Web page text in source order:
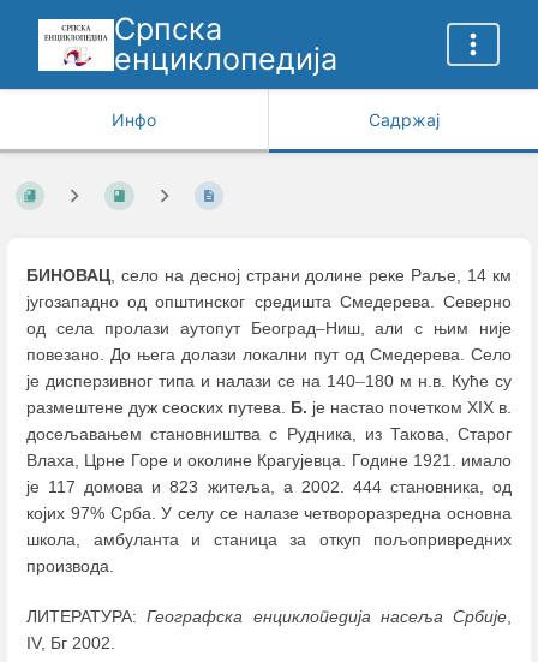
Српска
енциклопедија
Инфо Садржај
БИНОВАЦ, село на десној страни долине реке Раље, 14 км
југозападно од општинског средишта Смедерева. Северно
од села пролази аутопут Београд–Ниш, али с њим није
повезано. До њега долази локални пут од Смедерева. Село
је дисперзивног типа и налази се на 140–180 м н.в. Куће су
размештене дуж сеоских путева. Б. је настао почетком XIX в.
досељавањем становништва с Рудника, из Такова, Старог
Влаха, Црне Горе и околине Крагујевца. Године 1921. имало
је 117 домова и 823 житеља, а 2002. 444 становника, од
којих 97% Срба. У селу се налазе четвороразредна основна
школа, амбуланта и станица за откуп пољопривредних
производа.
ЛИТЕРАТУРА:Географска енциклопедија насеља Србије
IV, Бг 2002.